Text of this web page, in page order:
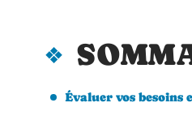
Évaluer vos besoins